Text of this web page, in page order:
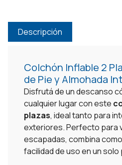
Descripción
Colchón Inflable 2
de Pie y Almohada
Disfrutá de un descanso
cualquier lugar con este
plazas, ideal tanto para
exteriores. Perfecto para
escapadas, combina
facilidad de uso en un